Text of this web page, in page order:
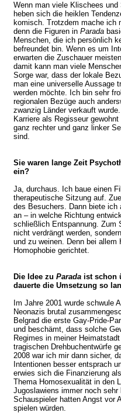
Wenn man viele Klischees
heben sich die heiklen
komisch. Trotzdem mache ich
denn die Figuren in Parada
Menschen, die ich persönlich
befreundet bin. Wenn es um
erwarten die Zuschauer
damit kann man viele
Sorge war, dass der lokale
man eine universelle Aussage
werden möchte. Ich bin sehr
regionalen Bezüge auch
zwanzig Länder verkauft
Karriere als Regisseur
ganz rechter und ganz linker
sind.
Sie waren lange Zeit
ein?
Ja, durchaus. Ich baue einen
therapeutische Sitzung auf.
des Besuchers. Dann biete ich
an – in welche Richtung
schließlich Entspannung. Zum
nicht verdrängt werden,
und zu weinen. Denn bei allem
Homophobie gerichtet.
Die Idee zu Paradaist schon
dauerte die Umsetzung so
Im Jahre 2001 wurde schwule
Neonazis brutal
Belgrad die erste Gay-Pride-
und beschämt, dass solche
Regimes in meiner
tragischen Drehbuchentwürfe
2008 war ich mir dann sicher,
Intentionen besser entsprach
erwies sich die Finanzierung
Thema Homosexualität in den
Jugoslawiens immer noch
Schauspieler hatten Angst vor
spielen würden.